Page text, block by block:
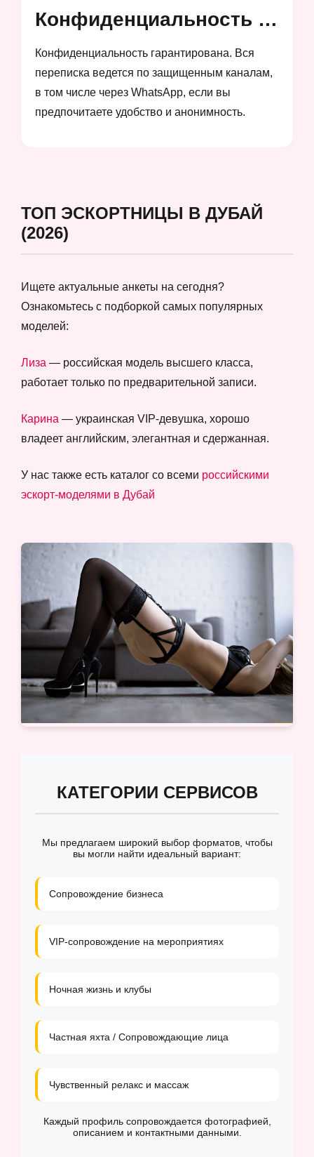
Конфиденциальность и анонимность
Конфиденциальность гарантирована. Вся
переписка ведется по защищенным каналам,
в том числе через WhatsApp, если вы
предпочитаете удобство и анонимность.
ТОП ЭСКОРТНИЦЫ В ДУБАЙ
(2026)
Ищете актуальные анкеты на сегодня?
Ознакомьтесь с подборкой самых популярных
моделей:
Лиза — российская модель высшего класса,
работает только по предварительной записи.
Карина — украинская VIP-девушка, хорошо
владеет английским, элегантная и сдержанная.
У нас также есть каталог со всеми российскими
эскорт-моделями в Дубай
КАТЕГОРИИ СЕРВИСОВ
Мы предлагаем широкий выбор форматов, чтобы
вы могли найти идеальный вариант:
Сопровождение бизнеса
VIP-сопровождение на мероприятиях
Ночная жизнь и клубы
Частная яхта / Сопровождающие лица
Чувственный релакс и массаж
Каждый профиль сопровождается фотографией,
описанием и контактными данными.